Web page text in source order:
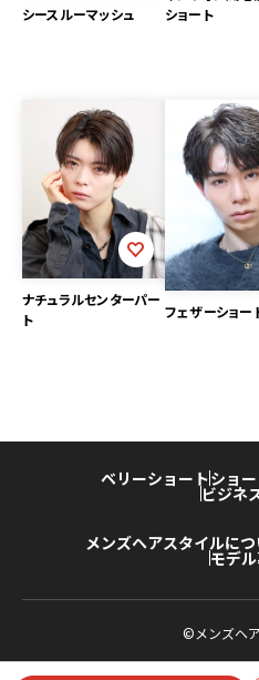
シースルーマッシュ
ショート
ナチュラルセンターパー
ト
フェザーショー
ベリーショートショ
ビジネ
メンズヘアスタイルに
モデ
©メンズヘ